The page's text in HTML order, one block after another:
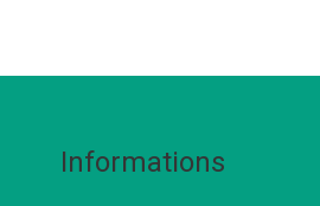
Informations